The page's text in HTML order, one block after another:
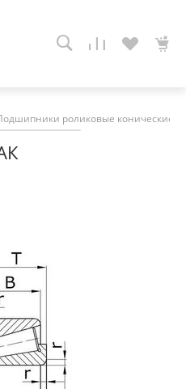
роликовые конические